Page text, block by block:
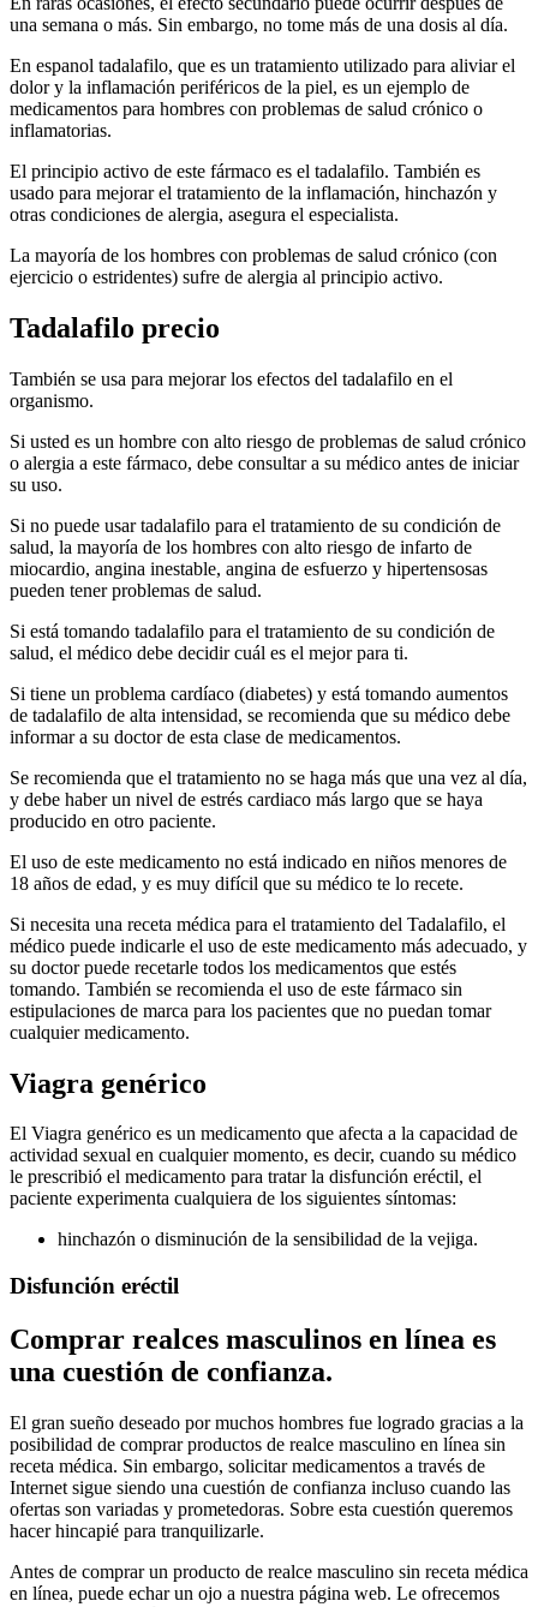
una semana o más. Sin embargo, no tome más de una dosis al día.
En espanol tadalafilo, que es un tratamiento utilizado para aliviar el
dolor y la inflamación periféricos de la piel, es un ejemplo de
medicamentos para hombres con problemas de salud crónico o
inflamatorias.
El principio activo de este fármaco es el tadalafilo. También es
usado para mejorar el tratamiento de la inflamación, hinchazón y
otras condiciones de alergia, asegura el especialista.
La mayoría de los hombres con problemas de salud crónico (con
ejercicio o estridentes) sufre de alergia al principio activo.
Tadalafilo precio
También se usa para mejorar los efectos del tadalafilo en el
organismo.
Si usted es un hombre con alto riesgo de problemas de salud crónico
o alergia a este fármaco, debe consultar a su médico antes de iniciar
su uso.
Si no puede usar tadalafilo para el tratamiento de su condición de
salud, la mayoría de los hombres con alto riesgo de infarto de
miocardio, angina inestable, angina de esfuerzo y hipertensosas
pueden tener problemas de salud.
Si está tomando tadalafilo para el tratamiento de su condición de
salud, el médico debe decidir cuál es el mejor para ti.
Si tiene un problema cardíaco (diabetes) y está tomando aumentos
de tadalafilo de alta intensidad, se recomienda que su médico debe
informar a su doctor de esta clase de medicamentos.
Se recomienda que el tratamiento no se haga más que una vez al día,
y debe haber un nivel de estrés cardiaco más largo que se haya
producido en otro paciente.
El uso de este medicamento no está indicado en niños menores de
18 años de edad, y es muy difícil que su médico te lo recete.
Si necesita una receta médica para el tratamiento del Tadalafilo, el
médico puede indicarle el uso de este medicamento más adecuado, y
su doctor puede recetarle todos los medicamentos que estés
tomando. También se recomienda el uso de este fármaco sin
estipulaciones de marca para los pacientes que no puedan tomar
cualquier medicamento.
Viagra genérico
El Viagra genérico es un medicamento que afecta a la capacidad de
actividad sexual en cualquier momento, es decir, cuando su médico
le prescribió el medicamento para tratar la disfunción eréctil, el
paciente experimenta cualquiera de los siguientes síntomas:
hinchazón o disminución de la sensibilidad de la vejiga.
Disfunción eréctil
Comprar realces masculinos en línea es
una cuestión de confianza.
El gran sueño deseado por muchos hombres fue logrado gracias a la
posibilidad de comprar productos de realce masculino en línea sin
receta médica. Sin embargo, solicitar medicamentos a través de
Internet sigue siendo una cuestión de confianza incluso cuando las
ofertas son variadas y prometedoras. Sobre esta cuestión queremos
hacer hincapié para tranquilizarle.
Antes de comprar un producto de realce masculino sin receta médica
en línea, puede echar un ojo a nuestra página web. Le ofrecemos